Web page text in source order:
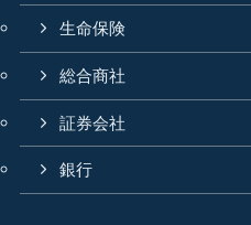
生命保険
総合商社
証券会社
銀行